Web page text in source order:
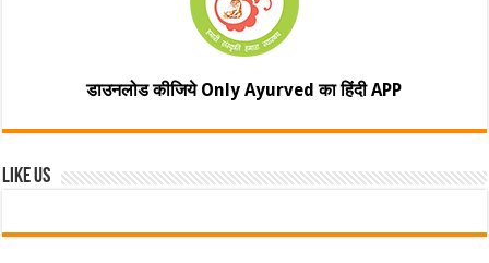
डाउनलोड कीजिये Only Ayurved का हिंदी APP
Like Us